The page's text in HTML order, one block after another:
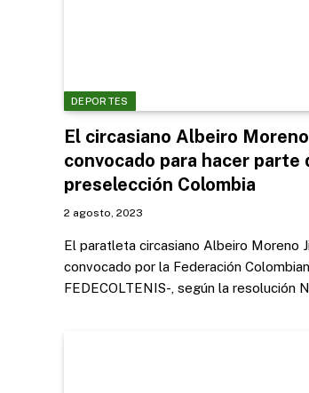
DEPORTES
El circasiano Albeiro
convocado para hacer parte
preselección Colombia
2 agosto, 2023
El paratleta circasiano Albeiro Moreno
convocado por la Federación
FEDECOLTENIS-, según la resolución